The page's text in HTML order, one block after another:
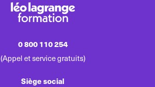
0 800 110 254
(Appel et service gratuits)
Siège social